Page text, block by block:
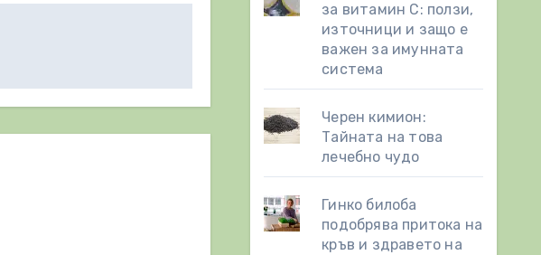
за витамин С: ползи,
източници и защо е
важен за имунната
система
Черен кимион:
Тайната на това
лечебно чудо
Гинко билоба
подобрява притока на
кръв и здравето на